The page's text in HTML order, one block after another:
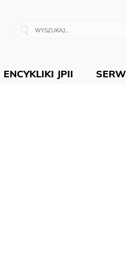
ENCYKLIKI JPII